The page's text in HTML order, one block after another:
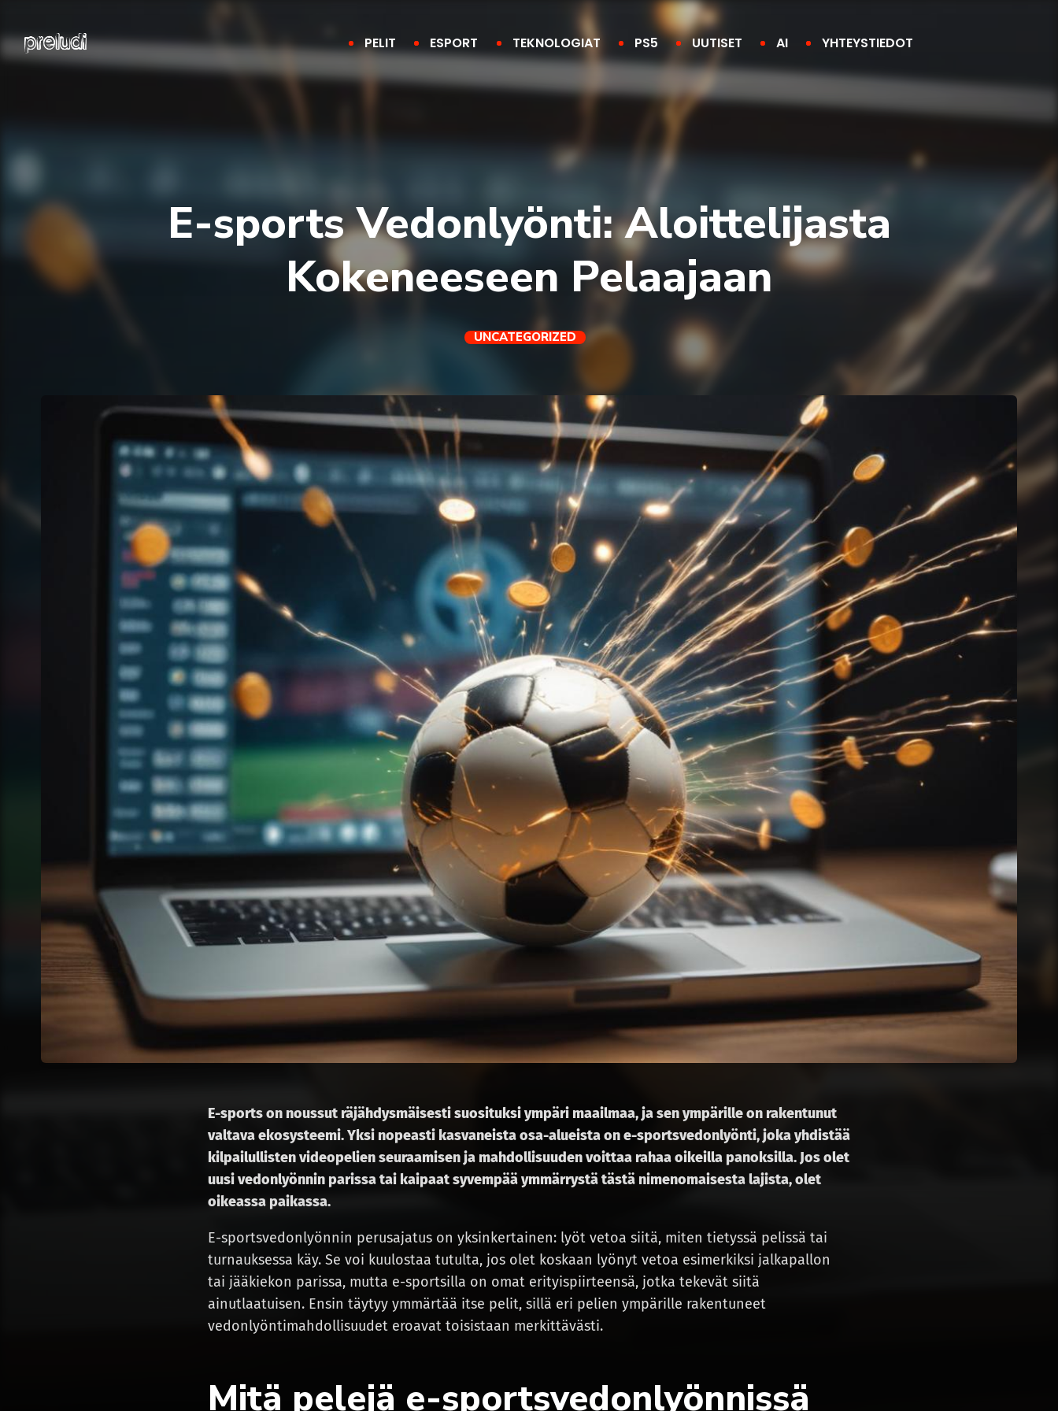
PELIT ESPORT TEKNOLOGIAT PS5 UUTISET AI YHTEYSTIEDOT
E-sports Vedonlyönti: Aloittelijasta
Kokeneeseen Pelaajaan
UNCATEGORIZED
E-sports on noussut räjähdysmäisesti suosituksi ympäri maailmaa, ja sen ympärille on rakentunut
valtava ekosysteemi. Yksi nopeasti kasvaneista osa-alueista on e-sportsvedonlyönti, joka yhdistää
kilpailullisten videopelien seuraamisen ja mahdollisuuden voittaa rahaa oikeilla panoksilla. Jos olet
uusi vedonlyönnin parissa tai kaipaat syvempää ymmärrystä tästä nimenomaisesta lajista, olet
oikeassa paikassa.
E-sportsvedonlyönnin perusajatus on yksinkertainen: lyöt vetoa siitä, miten tietyssä pelissä tai
turnauksessa käy. Se voi kuulostaa tutulta, jos olet koskaan lyönyt vetoa esimerkiksi jalkapallon
tai jääkiekon parissa, mutta e-sportsilla on omat erityispiirteensä, jotka tekevät siitä
ainutlaatuisen. Ensin täytyy ymmärtää itse pelit, sillä eri pelien ympärille rakentuneet
vedonlyöntimahdollisuudet eroavat toisistaan merkittävästi.
Mitä pelejä e-sportsvedonlyönnissä